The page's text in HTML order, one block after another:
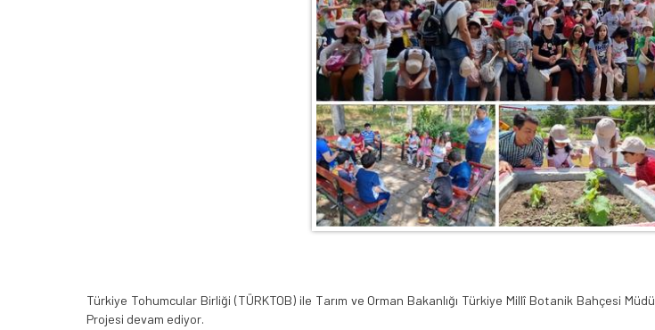
Türkiye Tohumcular Birliği (TÜRKTOB) ile Tarım ve Orman Bakanlığı Türkiye Millî Botanik Bahçesi
Projesi devam ediyor.